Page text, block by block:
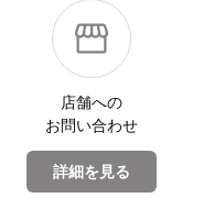
店舗への
お問い合わせ
詳細を見る